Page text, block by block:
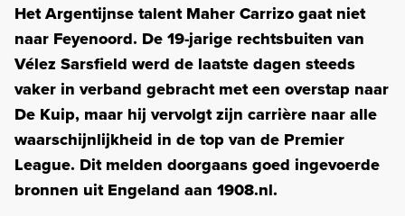
Het Argentijnse talent Maher Carrizo gaat niet
naar Feyenoord. De 19-jarige rechtsbuiten van
Vélez Sarsfield werd de laatste dagen steeds
vaker in verband gebracht met een overstap naar
De Kuip, maar hij vervolgt zijn carrière naar alle
waarschijnlijkheid in de top van de Premier
League. Dit melden doorgaans goed ingevoerde
bronnen uit Engeland aan 1908.nl.